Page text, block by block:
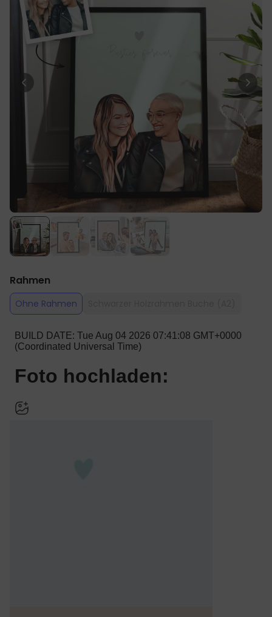
Personalisierbar
Personalisierbares Handtuch
mit Getränken und Spruch
über 10.000
mal gekauft
Fotodecke mit Gesicht
über 2.000
mal gekauft
39,99 €
Personalisierbar
Personalisierbare
Champagnerschale mit Text
über 2.000
mal gekauft
Rahmen
Ohne Rahmen